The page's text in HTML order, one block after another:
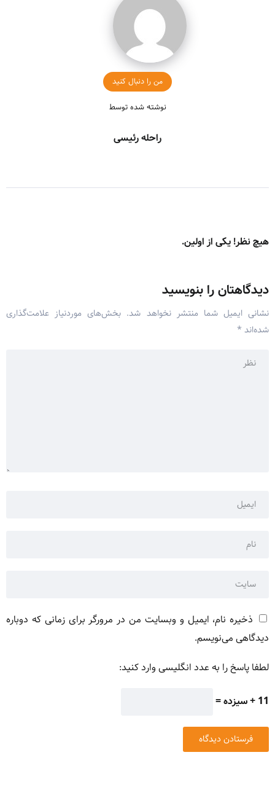
من را دنبال کنید
نوشته شده توسط
راحله رئیسی
هیچ نظر! یکی از اولین.
دیدگاهتان را بنویسید
نشانی ایمیل شما منتشر نخواهد شد. بخش‌های موردنیاز علامت‌گذاری
شده‌اند *
ذخیره نام، ایمیل و وبسایت من در مرورگر برای زمانی که دوباره
دیدگاهی می‌نویسم.
لطفا پاسخ را به عدد انگلیسی وارد کنید:
11 + سیزده =